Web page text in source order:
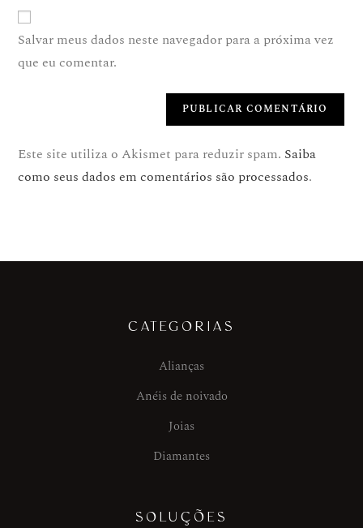
Salvar meus dados neste navegador para a próxima vez
que eu comentar.
Este site utiliza o Akismet para reduzir spam. Saiba
como seus dados em comentários são processados.
CATEGORIAS
Alianças
Anéis de noivado
Joias
Diamantes
SOLUÇÕES